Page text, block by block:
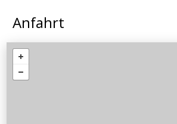
Anfahrt